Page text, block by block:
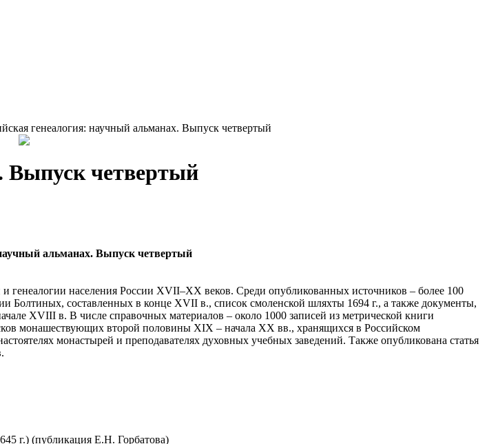
генеалогия: научный альманах. Выпуск четвертый
Выпуск четвертый
альманах. Выпуск четвертый
населения России XVII–XX веков. Среди опубликованных источников – более 100
Болтиных, составленных в конце XVII в., список смоленской шляхты 1694 г., а также документы,
XVIII в. В числе справочных материалов – около 1000 записей из метрической книги
монашествующих второй половины XIX – начала XX вв., хранящихся в Российском
монастырей и преподавателях духовных учебных заведений. Также опубликована статья
г.) (публикация Е.Н. Горбатова)